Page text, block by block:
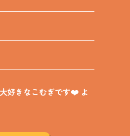
好きなこむぎです❤️ よ